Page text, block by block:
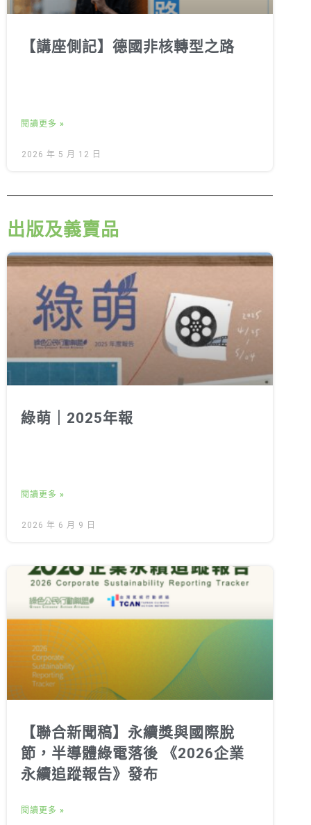
【講座側記】德國非核轉型之路
閱讀更多 »
2026 年 5 月 12 日
出版及義賣品
綠萌｜2025年報
閱讀更多 »
2026 年 6 月 9 日
【聯合新聞稿】永續獎與國際脫
節，半導體綠電落後 《2026企業
永續追蹤報告》發布
閱讀更多 »